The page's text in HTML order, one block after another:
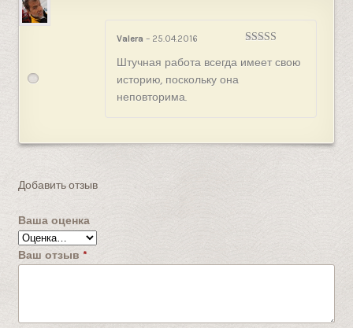
5
Valera – 25.04.2016
Штучная работа всегда имеет свою
историю, поскольку она
неповторима.
Добавить отзыв
Ваша оценка
Ваш отзыв *